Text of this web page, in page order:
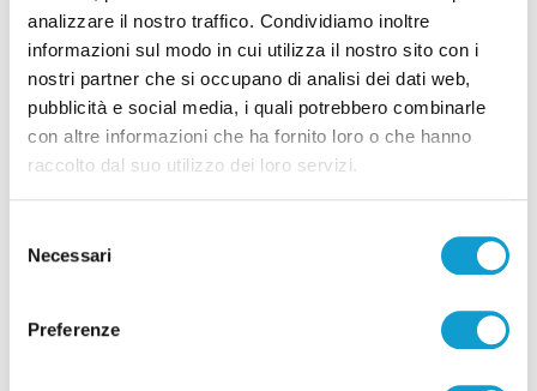
analizzare il nostro traffico. Condividiamo inoltre
informazioni sul modo in cui utilizza il nostro sito con i
nostri partner che si occupano di analisi dei dati web,
pubblicità e social media, i quali potrebbero combinarle
con altre informazioni che ha fornito loro o che hanno
raccolto dal suo utilizzo dei loro servizi.
delNecessari
Preferenze